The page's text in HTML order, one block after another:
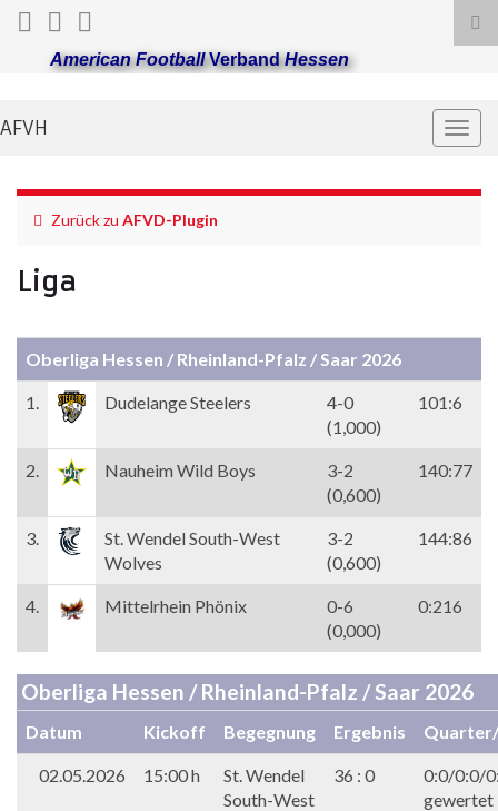
American FootballVerbandHessen
AFVH
Zurück zu AFVD-Plugin
Liga
Oberliga Hessen / Rheinland-Pfalz / Saar 2026
1. Dudelange Steelers
4-0
(1,000)
101:6
2. Nauheim Wild Boys
3-2
(0,600)
140:77
3.
St. Wendel South-West
Wolves
3-2
(0,600)
144:86
4. Mittelrhein Phönix
0-6
(0,000)
0:216
Oberliga Hessen / Rheinland-Pfalz / Saar 2026
Datum Kickoff Begegnung Ergebnis
02.05.2026 15:00 h
St. Wendel
South-West
36 : 0
0:0/0:0/
gewertet